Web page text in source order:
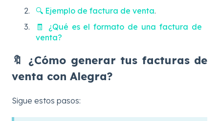
🔍 Ejemplo de factura de venta.
🧾 ¿Qué es el formato de una factura de
venta?
🔖 ¿Cómo generar tus facturas de
venta con Alegra?
Sigue estos pasos: